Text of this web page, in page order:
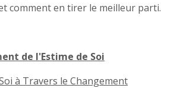
comment en tirer le meilleur parti.
de l'Estime de Soi
à Travers le Changement